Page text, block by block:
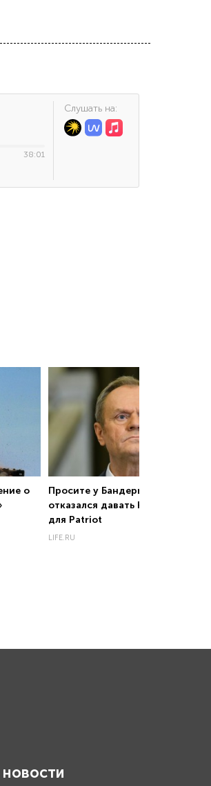
38:01
Cлушать на:
о
Просите у Бандеры: Туск
отказался давать Киеву ракеты
для Patriot
LIFE.RU